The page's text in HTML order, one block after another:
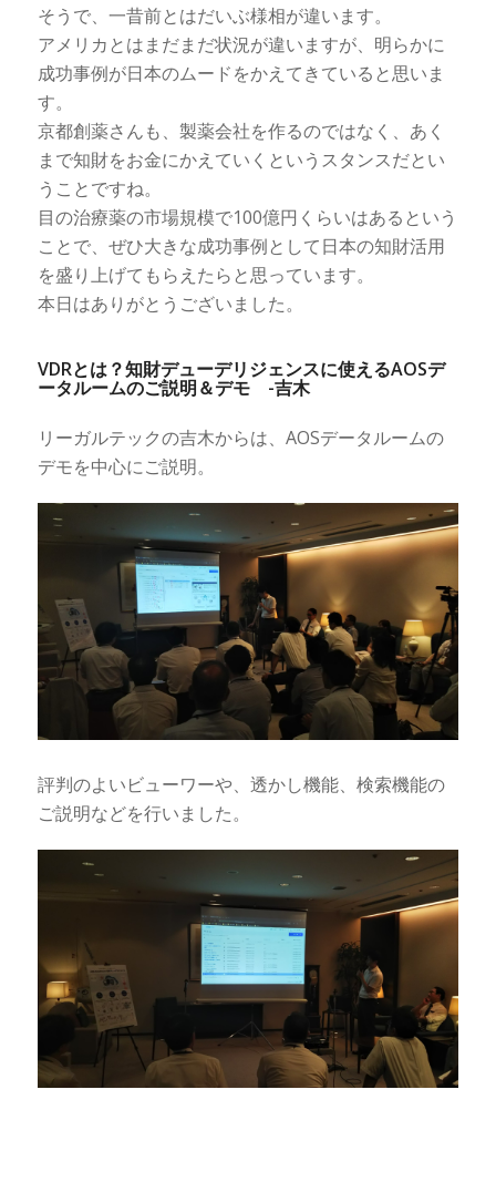
そうで、一昔前とはだいぶ様相が違います。
アメリカとはまだまだ状況が違いますが、明らかに
成功事例が日本のムードをかえてきていると思いま
す。
京都創薬さんも、製薬会社を作るのではなく、あく
まで知財をお金にかえていくというスタンスだとい
うことですね。
目の治療薬の市場規模で100億円くらいはあるという
ことで、ぜひ大きな成功事例として日本の知財活用
を盛り上げてもらえたらと思っています。
本日はありがとうございました。
VDRとは？知財デューデリジェンスに使えるAOSデ
ータルームのご説明＆デモ -吉木
リーガルテックの吉木からは、AOSデータルームの
デモを中心にご説明。
評判のよいビューワーや、透かし機能、検索機能の
ご説明などを行いました。